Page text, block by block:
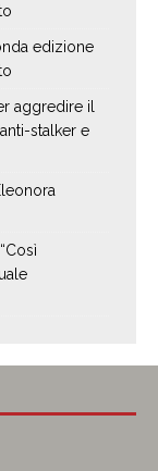
edizione
aggredire il
stalker e